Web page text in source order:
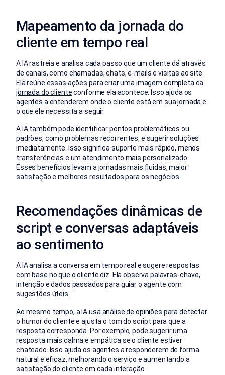
Mapeamento da jornada do
cliente em tempo real
A IA rastreia e analisa cada passo que um cliente dá através
de canais, como chamadas, chats, e-mails e visitas ao site.
Ela reúne essas ações para criar uma imagem completa da
jornada do clienteconforme ela acontece. Isso ajuda os
agentes a entenderem onde o cliente está em sua jornada e
o que ele necessita a seguir.
A IA também pode identificar pontos problemáticos ou
padrões, como problemas recorrentes, e sugerir soluções
imediatamente. Isso significa suporte mais rápido, menos
transferências e um atendimento mais personalizado.
Esses benefícios levam a jornadas mais fluidas, maior
satisfação e melhores resultados para os negócios.
Recomendações dinâmicas de
script e conversas adaptáveis
ao sentimento
A IA analisa a conversa em tempo real e sugere respostas
com base no que o cliente diz. Ela observa palavras-chave,
intenção e dados passados para guiar o agente com
sugestões úteis.
Ao mesmo tempo, a IA usa análise de opiniões para detectar
o humor do cliente e ajusta o tom do script para que a
resposta corresponda. Por exemplo, pode sugerir uma
resposta mais calma e empática se o cliente estiver
chateado. Isso ajuda os agentes a responderem de forma
natural e eficaz, melhorando o serviço e aumentando a
satisfação do cliente em cada interação.